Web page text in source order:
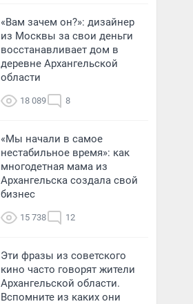
«Вам зачем он?»: дизайнер
из Москвы за свои деньги
восстанавливает дом в
деревне Архангельской
области
18 089 8
«Мы начали в самое
нестабильное время»: как
многодетная мама из
Архангельска создала свой
бизнес
15 738 12
Эти фразы из советского
кино часто говорят жители
Архангельской области.
Вспомните из каких они